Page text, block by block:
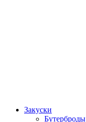
Закуски
Бутерброды